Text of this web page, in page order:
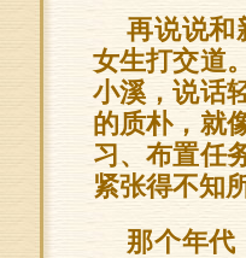
再说说和
女生打交道
小溪，说话
的质朴，就
习、布置任
紧张得不知
那个年代